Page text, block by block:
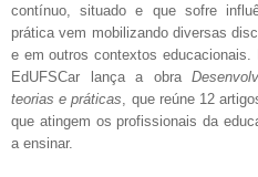
contínuo, situado e que sofre
prática vem mobilizando diversas
e em outros contextos
EdUFSCar lança a obra
teorias e práticas , que reúne 12
que atingem os profissionais da
a ensinar.